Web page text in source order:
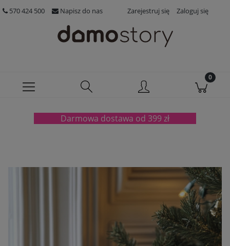
570 424 500 Napisz do nas Zarejestruj się Zaloguj się
Darmowa dostawa od 399 zł